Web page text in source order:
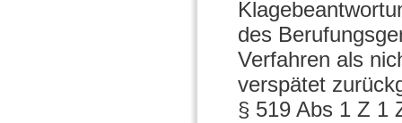
des
Verfahren als
verspätet
§ 519 Abs 1 Z 1